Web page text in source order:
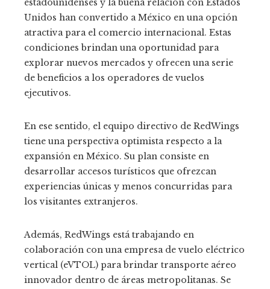
estadounidenses y la buena relación con Estados
Unidos han convertido a México en una opción
atractiva para el comercio internacional. Estas
condiciones brindan una oportunidad para
explorar nuevos mercados y ofrecen una serie
de beneficios a los operadores de vuelos
ejecutivos.
En ese sentido, el equipo directivo de RedWings
tiene una perspectiva optimista respecto a la
expansión en México. Su plan consiste en
desarrollar accesos turísticos que ofrezcan
experiencias únicas y menos concurridas para
los visitantes extranjeros.
Además, RedWings está trabajando en
colaboración con una empresa de vuelo eléctrico
vertical (eVTOL) para brindar transporte aéreo
innovador dentro de áreas metropolitanas. Se